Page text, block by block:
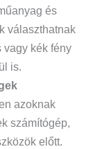
és
választhatnak
vagy kék fény
is.
azoknak
számítógép,
előtt.